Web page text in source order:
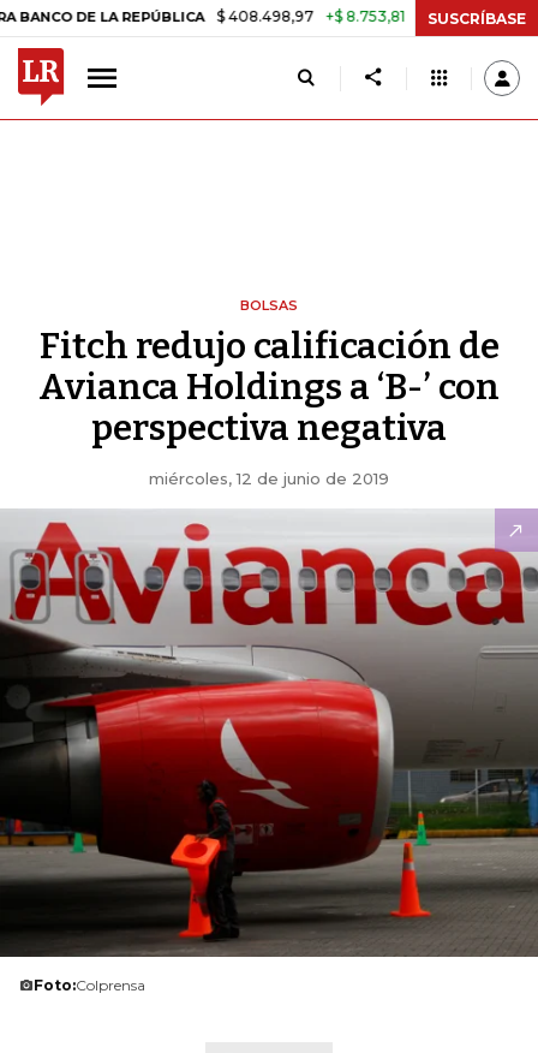
DE LA REPÚBLICA $ 408.498,97 +$ 8.753,81 +2,19% TASA DE
SUSCRÍBASE
BOLSAS
Fitch redujo calificación de
Avianca Holdings a ‘B-’ con
perspectiva negativa
miércoles, 12 de junio de 2019
Foto:Colprensa